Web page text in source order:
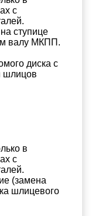
с
ступице
валу МКПП.
диска с
шлицов
в
с
(замена
шлицевого